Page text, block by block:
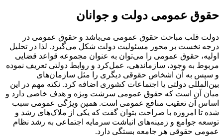
حقوق عمومی دولت و جوانان
دولت قلب مباحث حقوق عمومی می‌باشد و حقوق عمومی در
درجه نخست بر محور مسئولیت دولت شکل می‌گیرد. لذا در تحلیل
اولیه، حقوق عمومی را می‌توان به عنوان مجموعه قواعد قضایی
مربوط به وجود، سازماندهی، عمل‌کرد و روابط دولتی تعریف نموده
و سپس به آن اشخاص حقوقی دیگری را مثل سازمان‌های
بین‌المللی دولتی یا اجتماعات کشوری اضافه کرد. نکته مهم در این
میان آن است که حقوق عمومی سرشت ویژه‌ و هدف خاصی دارد و
اساس آن تعقیب منافع عمومی است. همین ویژگی عمومی سبب
شده تا امروزه با صراحت بتوان گفت که یکی از ملاک‌های رشد و
توسعه جوامع و زمینه‌های انباشت سرمایه اجتماعی به رشد نظام
عمومی حقوقی هر جامعه بستگی دارد.